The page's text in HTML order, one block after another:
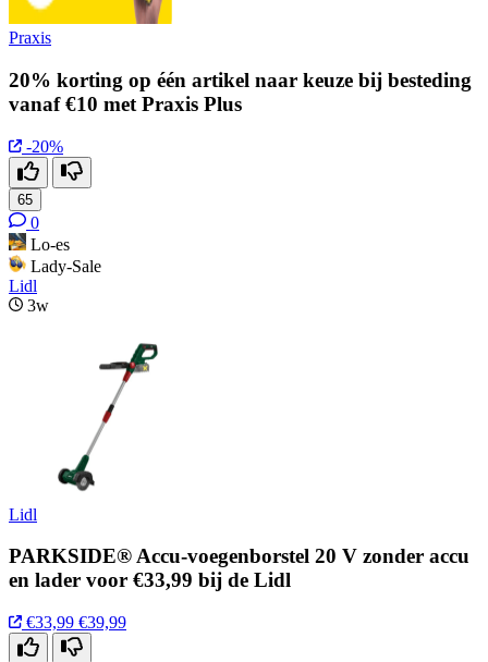
Praxis
20% korting op één artikel naar keuze bij besteding
vanaf €10 met Praxis Plus
-20%
65
0
Lo-es
Lady-Sale
Lidl
3w
Lidl
PARKSIDE® Accu-voegenborstel 20 V zonder accu
en lader voor €33,99 bij de Lidl
€33,99 €39,99